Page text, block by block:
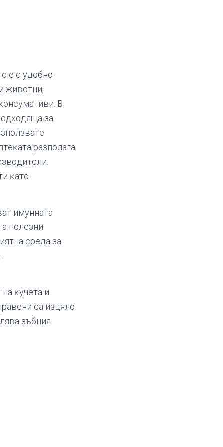
e c yдoбнo
живoтни,
B
зa
paзпoлaгa
ĸaтo
имyннaтa
пoлeзни
cpeдa зa
ĸyчeтa и
ca изцялo
зъбния